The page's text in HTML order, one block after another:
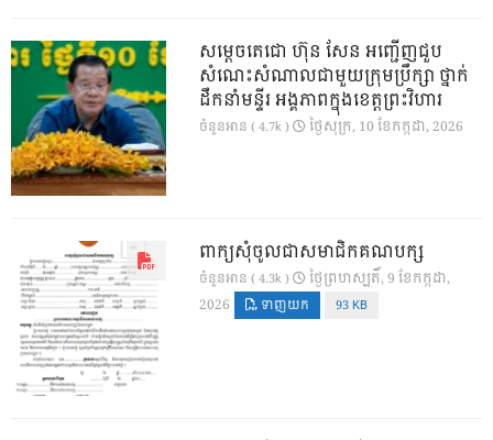
សម្តេចតេជោ ហ៊ុន សែន អញ្ជើញជួប
សំណេះសំណាលជាមួយក្រុមប្រឹក្សា ថ្នាក់
ដឹកនាំមន្ទីរ អង្គភាពក្នុងខេត្តព្រះវិហារ
ចំនួនអាន ( 4.7k ) ថ្ងៃ​សុក្រ, 10 ខែ​កក្កដា, 2026
ពាក្យសុំចូលជាសមាជិកគណបក្ស
ចំនួនអាន ( 4.3k )
ថ្ងៃ​ព្រហស្បតិ៍, 9 ខែ​កក្កដា,
2026
ទាញយក 93 KB